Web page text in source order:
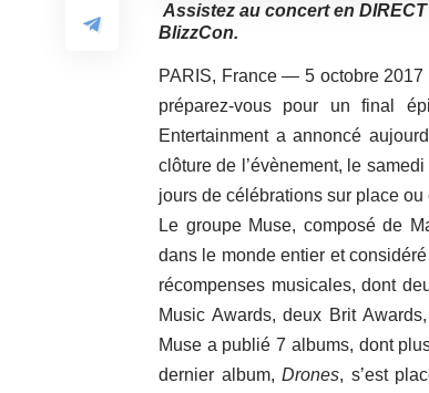
Assistez au concert en
BlizzCon.
PARIS, France — 5 octobre
préparez-vous pour un final
Entertainment a annoncé
clôture de l’évènement, le samedi
jours de célébrations sur place
Le groupe Muse, composé de
dans le monde entier et
récompenses musicales, dont
Music Awards, deux Brit
Muse a publié 7 albums, dont
dernier album,Drones, s’est